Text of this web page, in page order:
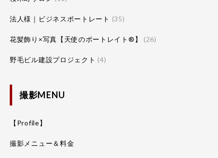
法人様｜ビジネスポートレート (35)
花髪飾り×写真【天使のポートレイト®】 (26)
野毛ビル建設プロジェクト (4)
撮影MENU
【Profile】
撮影メニュー＆料金